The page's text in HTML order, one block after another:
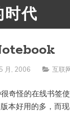
时代
月, 2006 互联
奇怪的在线书签
本好用的多，而